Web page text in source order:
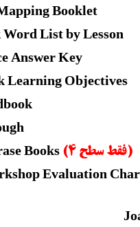
Booklet
List by Lesson
Answer Key
Learning Objectives
Books
(فقط سطح 4)
Evaluation